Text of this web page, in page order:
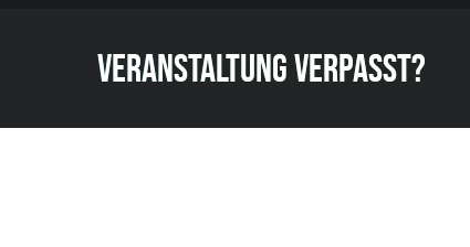
VERANSTALTUNG VERPASST?